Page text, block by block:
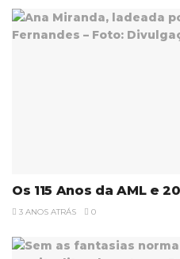
Os 115 Anos da AML e
3 ANOS ATRÁS 0